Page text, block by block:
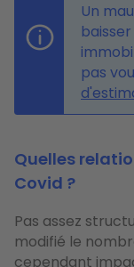
Un
pas
Quelles
Covid ?
Pas assez
modifié le
cependant